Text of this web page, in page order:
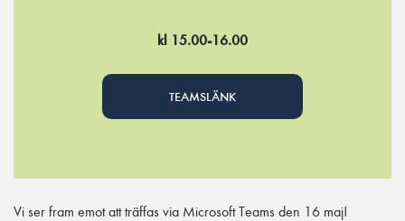
kl 15.00-16.00
TEAMSLÄNK
Vi ser fram emot att träffas via Microsoft Teams den 16 maj!